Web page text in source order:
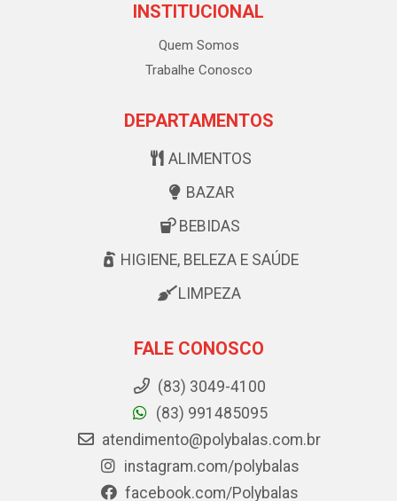
INSTITUCIONAL
Quem Somos
Trabalhe Conosco
DEPARTAMENTOS
ALIMENTOS
BAZAR
BEBIDAS
HIGIENE, BELEZA E SAÚDE
LIMPEZA
FALE CONOSCO
(83) 3049-4100
(83) 991485095
atendimento@polybalas.com.br
instagram.com/polybalas
facebook.com/Polybalas